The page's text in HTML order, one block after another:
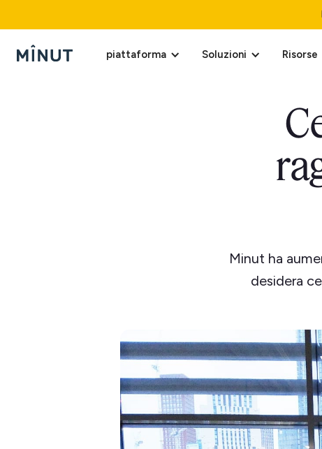
piattaforma Soluzioni Risorse
Minut ha
desidera